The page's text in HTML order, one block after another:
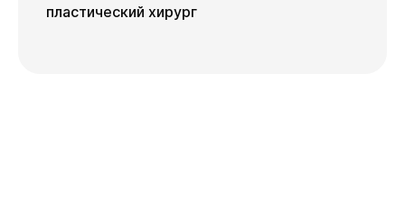
пластический хирург